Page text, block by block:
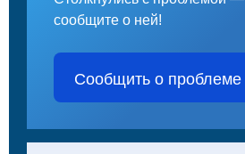
сообщите о ней!
Сообщить о проблеме